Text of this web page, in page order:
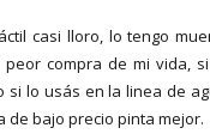
casi lloro, lo tengo
compra de mi vida,
si lo usás en la linea de
de bajo precio pinta mejor.